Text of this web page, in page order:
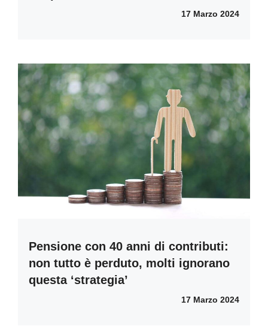
17 Marzo 2024
Pensione con 40 anni di contributi:
non tutto è perduto, molti ignorano
questa ‘strategia’
17 Marzo 2024